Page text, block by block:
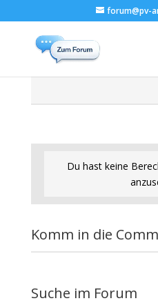
forum@pv-
Du hast keine
Komm in die
Suche im Forum